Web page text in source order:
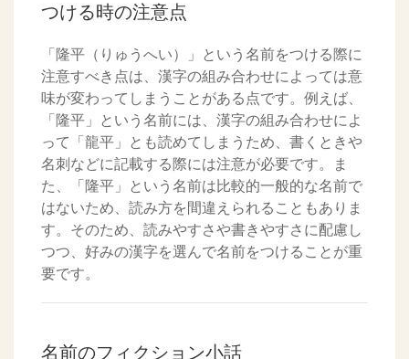
つける時の注意点
「隆平（りゅうへい）」という名前をつける際に
注意すべき点は、漢字の組み合わせによっては意
味が変わってしまうことがある点です。例えば、
「隆平」という名前には、漢字の組み合わせによ
って「龍平」とも読めてしまうため、書くときや
名刺などに記載する際には注意が必要です。ま
た、「隆平」という名前は比較的一般的な名前で
はないため、読み方を間違えられることもありま
す。そのため、読みやすさや書きやすさに配慮し
つつ、好みの漢字を選んで名前をつけることが重
要です。
名前のフィクション小話